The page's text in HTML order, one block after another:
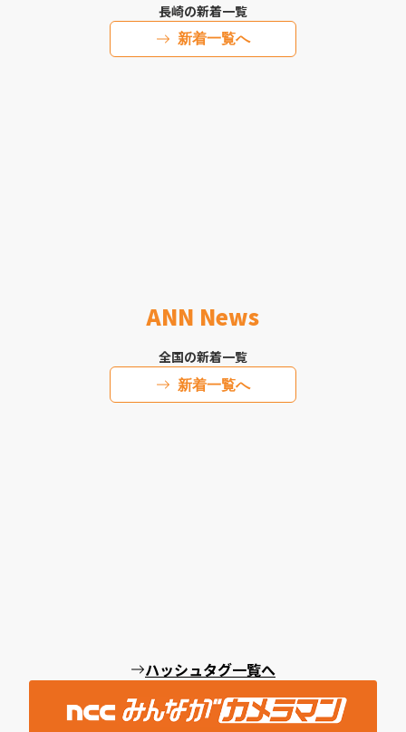
長崎の新着一覧
新着一覧へ
ANN News
全国の新着一覧
新着一覧へ
ハッシュタグ一覧へ